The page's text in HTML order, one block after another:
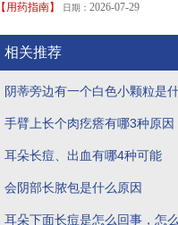
【 用药指南】 日期： 2026-07-29
相关推荐
阴蒂旁边有一个白色小颗粒是
手臂上长个肉疙瘩有哪3种原因
耳朵长痘、出血有哪4种可能
会阴部长脓包是什么原因
耳朵下面长痘是怎么回事，怎